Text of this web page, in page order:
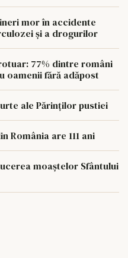
mor în accidente
și a drogurilor
77% dintre români
oamenii fără adăpost
ale Părinților pustiei
România are 111 ani
moaștelor Sfântului